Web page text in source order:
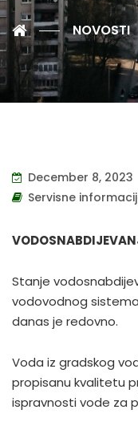
NOVOSTI
December 8, 2023
Servisne
Stanje
vodovodnog sistema
danas je redovno.
Voda iz gradskog
propisanu kvalitetu
ispravnosti vode za